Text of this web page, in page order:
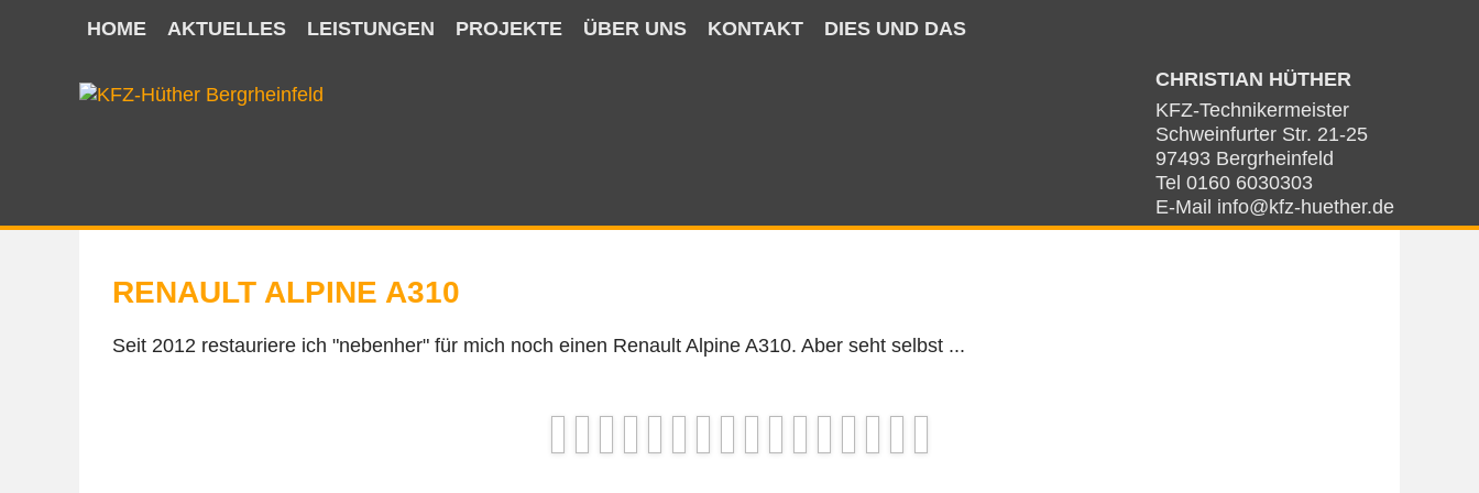
CHRISTIAN HÜTHER
KFZ-Technikermeister
Schweinfurter Str. 21-25
97493 Bergrheinfeld
Tel 0160 6030303
E-Mail info@kfz-huether.de
NAVIGATION
HOME AKTUELLES LEISTUNGEN PROJEKTE ÜBER UNS KONTAKT DIES UND DAS
RENAULT ALPINE A310
Seit 2012 restauriere ich "nebenher" für mich noch einen Renault Alpine A310. Aber seht selbst ...